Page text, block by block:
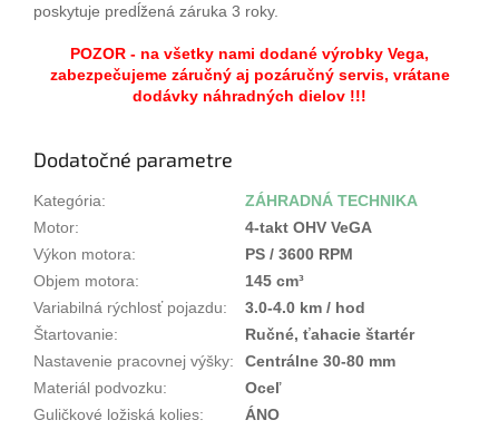
poskytuje predĺžená záruka 3 roky.
POZOR - na všetky nami dodané výrobky Vega,
zabezpečujeme záručný aj pozáručný servis, vrátane
dodávky náhradných dielov !!!
Dodatočné parametre
Kategória:
ZÁHRADNÁ TECHNIKA
Motor:
4-takt OHV VeGA
Výkon motora:
PS / 3600 RPM
Objem motora:
145 cm³
Variabilná rýchlosť pojazdu:
3.0-4.0 km / hod
Štartovanie:
Ručné, ťahacie štartér
Nastavenie pracovnej výšky:
Centrálne 30-80 mm
Materiál podvozku:
Oceľ
Guličkové ložiská kolies:
ÁNO